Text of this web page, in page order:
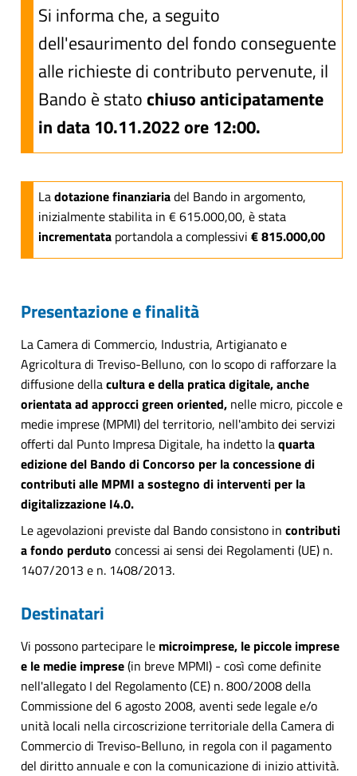
Si informa che, a seguito
dell'esaurimento del fondo conseguente
alle richieste di contributo pervenute, il
Bando è statochiuso anticipatamente
in data 10.11.2022 ore 12:00.
Ladotazione finanziariadel Bando in argomento,
inizialmente stabilita in € 615.000,00, è stata
incrementata portandola a complessivi € 815.000,00
Presentazione e finalità
La Camera di Commercio, Industria, Artigianato e
Agricoltura di Treviso-Belluno, con lo scopo di rafforzare la
diffusione dellacultura e della pratica digitale, anche
orientata ad approcci green oriented, nelle micro, piccole e
medie imprese (MPMI) del territorio, nell'ambito dei servizi
offerti dal Punto Impresa Digitale, ha indetto laquarta
edizione del Bando di Concorso per la concessione di
contributi alle MPMI a sostegno di interventi per la
digitalizzazione I4.0.
Le agevolazioni previste dal Bando consistono in contributi
a fondo perduto concessi ai sensi dei Regolamenti (UE) n.
1407/2013 e n. 1408/2013.
Destinatari
Vi possono partecipare le microimprese, le piccole imprese
e le medie imprese(in breve MPMI) - così come definite
nell'allegato I del Regolamento (CE) n. 800/2008 della
Commissione del 6 agosto 2008, aventi sede legale e/o
unità locali nella circoscrizione territoriale della Camera di
Commercio di Treviso-Belluno, in regola con il pagamento
del diritto annuale e con la comunicazione di inizio attività.